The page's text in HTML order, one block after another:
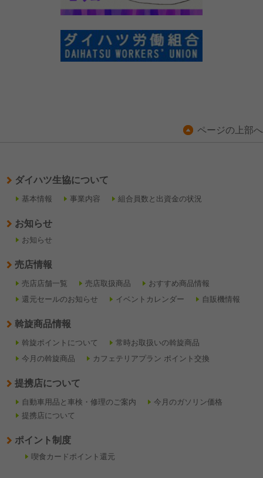
ページの上部へ
ダイハツ生協について
基本情報 事業内容 組合員数と出資金の状況
お知らせ
お知らせ
売店情報
売店店舗一覧 売店取扱商品
おすすめ商品情報
還元セールのお知らせ
イベントカレンダー 自販機情報
斡旋商品情報
斡旋ポイントについて
常時お取扱いの斡旋商品
今月の斡旋商品
カフェテリアプラン ポイント交換
提携店について
自動車用品と車検・修理のご案内
今月のガソリン価格
提携店について
ポイント制度
喫食カードポイント還元